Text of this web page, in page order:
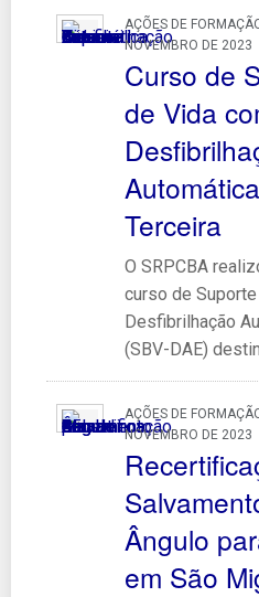
AÇÕES DE
NOVEMBRO DE 2023
Curso de
de Vida
Terceira
O SRPCBA
curso de
Desfibrilhação
(SBV-DAE)
AÇÕES DE
NOVEMBRO DE 2023
Ângulo
em São